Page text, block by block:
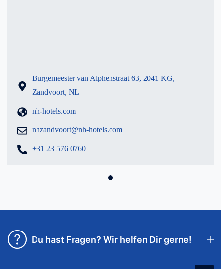
Burgemeester van Alphenstraat 63, 2041 KG,
Zandvoort, NL
nh-hotels.com
nhzandvoort@nh-hotels.com
+31 23 576 0760
Du hast Fragen? Wir helfen Dir gerne!